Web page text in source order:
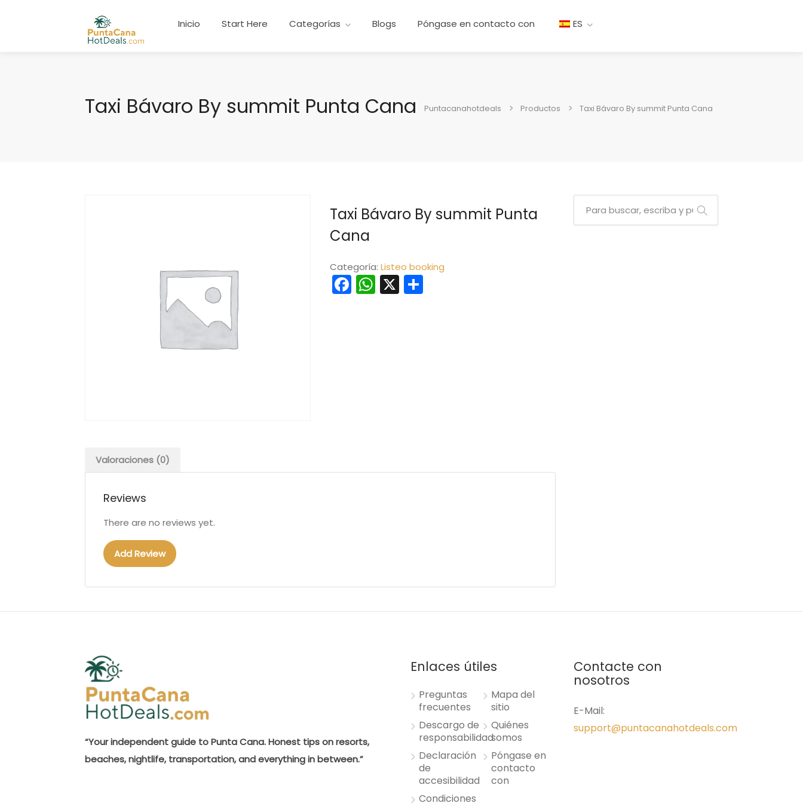
Inicio Start Here Categorías Blogs Póngase en contacto con ES
Taxi Bávaro By summit Punta Cana Puntacanahotdeals Productos Taxi Bávaro By summit Punta Cana
Taxi Bávaro By summit Punta
Cana
Categoría: Listeo booking
Facebook
WhatsApp
X Compartir
Valoraciones (0)
Reviews
There are no reviews yet.
Add Review
“Your independent guide to Punta Cana. Honest tips on resorts,
beaches, nightlife, transportation, and everything in between.”
Enlaces útiles
Preguntas
frecuentes
Descargo de
responsabilidad
Declaración
de
accesibilidad
Condiciones
Mapa del
sitio
Quiénes
somos
Póngase en
contacto
con
Contacte con
nosotros
E-Mail:
support@puntacanahotdeals.com